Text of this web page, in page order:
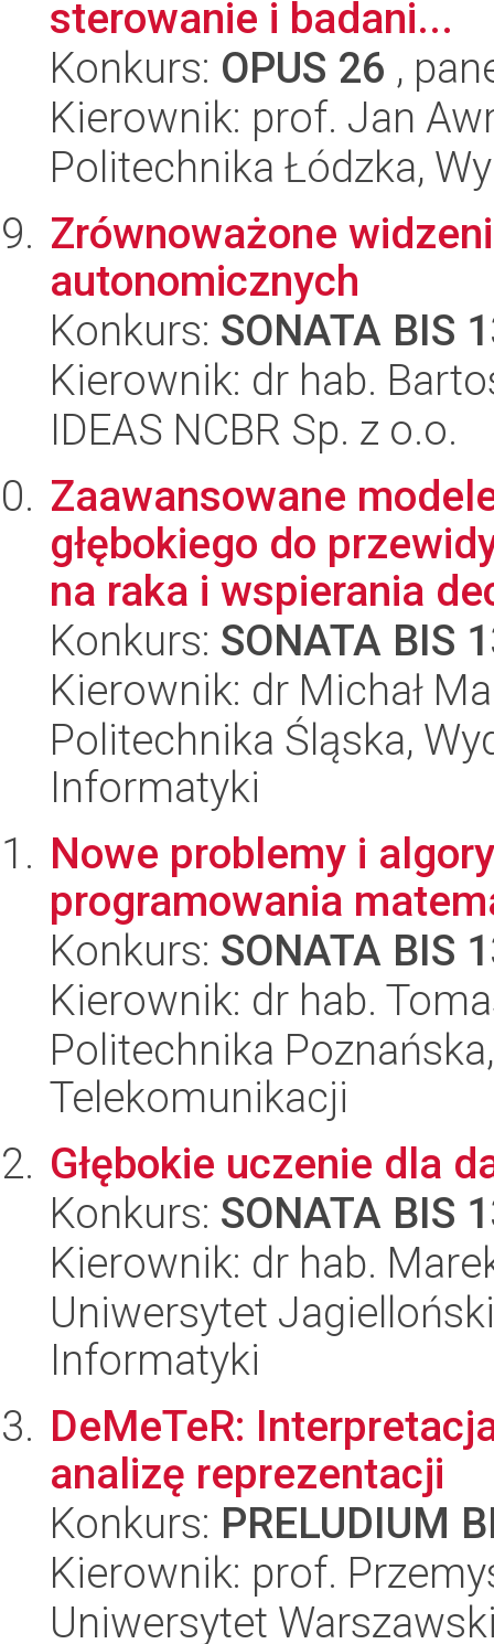
sterowanie i badani...
Konkurs: OPUS 26 ,
Kierownik: prof. Jan
Politechnika Łódzka,
Zrównoważone
autonomicznych
Konkurs: SONATA BIS
Kierownik: dr hab.
IDEAS NCBR Sp. z o.o.
Zaawansowane
głębokiego do
na raka i wspierania
Konkurs: SONATA BIS
Kierownik: dr Michał
Politechnika Śląska,
Informatyki
Nowe problemy i
programowania
Konkurs: SONATA BIS
Kierownik: dr hab.
Politechnika
Telekomunikacji
Głębokie uczenie dla
Konkurs: SONATA BIS
Kierownik: dr hab.
Uniwersytet
Informatyki
DeMeTeR:
analizę reprezentacji
Konkurs: PRELUDIUM
Kierownik: prof.
Uniwersytet